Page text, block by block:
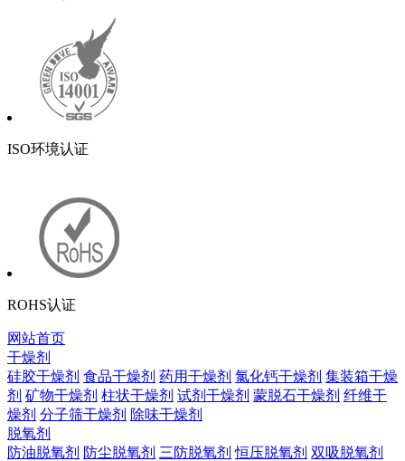
ISO环境认证
ROHS认证
网站首页
干燥剂
硅胶干燥剂 食品干燥剂 药用干燥剂 氯化钙干燥剂 集装箱干燥
剂 矿物干燥剂 柱状干燥剂 试剂干燥剂 蒙脱石干燥剂 纤维干
燥剂 分子筛干燥剂 除味干燥剂
脱氧剂
防油脱氧剂 防尘脱氧剂 三防脱氧剂 恒压脱氧剂 双吸脱氧剂